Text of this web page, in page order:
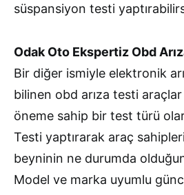
süspansiyon testi
Odak Oto Ekspertiz Obd
Bir diğer ismiyle elektronik
bilinen obd arıza testi araçlar
öneme sahip bir test türü
Testi yaptırarak araç
beyninin ne durumda
Model ve marka uyumlu